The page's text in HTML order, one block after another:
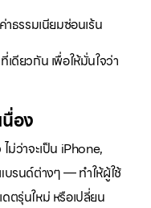
าธรรมเนียมซ่อนเร้น
เดียวกัน เพื่อให้มั่นใจว่า
อง
ม่ว่าจะเป็น iPhone,
รนด์ต่างๆ — ทำให้ผู้ใช้
ตรุ่นใหม่ หรือเปลี่ยน